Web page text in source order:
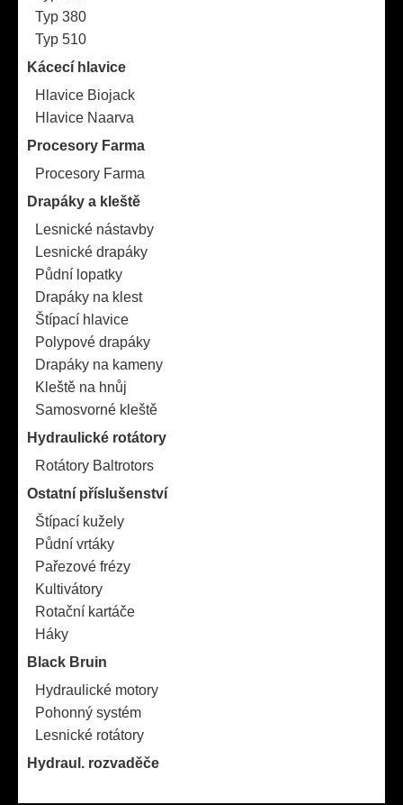
Typ 380
Typ 510
Kácecí hlavice
Hlavice Biojack
Hlavice Naarva
Procesory Farma
Procesory Farma
Drapáky a kleště
Lesnické nástavby
Lesnické drapáky
Půdní lopatky
Drapáky na klest
Štípací hlavice
Polypové drapáky
Drapáky na kameny
Kleště na hnůj
Samosvorné kleště
Hydraulické rotátory
Rotátory Baltrotors
Ostatní příslušenství
Štípací kužely
Půdní vrtáky
Pařezové frézy
Kultivátory
Rotační kartáče
Háky
Black Bruin
Hydraulické motory
Pohonný systém
Lesnické rotátory
Hydraul. rozvaděče